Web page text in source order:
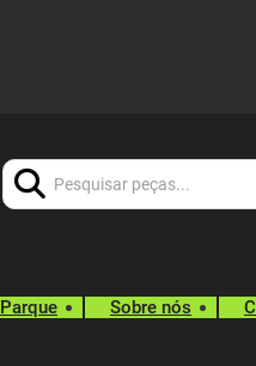
Parque Sobre nós